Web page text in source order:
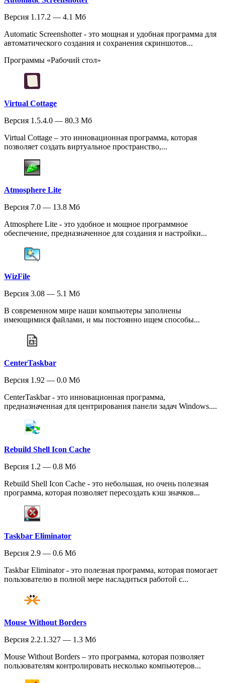
Версия 1.17.2 — 4.1 Мб
Automatic Screenshotter - это мощная и удобная программа для
автоматического создания и сохранения скриншотов...
Программы «Рабочий стол»
Virtual Cottage
Версия 1.5.4.0 — 80.3 Мб
Virtual Cottage – это инновационная программа, которая
позволяет создать виртуальное пространство,...
Atmosphere Lite
Версия 7.0 — 13.8 Мб
Atmosphere Lite - это удобное и мощное программное
обеспечение, предназначенное для создания и настройки...
WizFile
Версия 3.08 — 5.1 Мб
В современном мире наши компьютеры заполнены
имеющимися файлами, и мы постоянно ищем способы...
CenterTaskbar
Версия 1.92 — 0.0 Мб
CenterTaskbar - это инновационная программа,
предназначенная для центрирования панели задач Windows....
Rebuild Shell Icon Cache
Версия 1.2 — 0.8 Мб
Rebuild Shell Icon Cache - это небольшая, но очень полезная
программа, которая позволяет пересоздать кэш значков...
Taskbar Eliminator
Версия 2.9 — 0.6 Мб
Taskbar Eliminator - это полезная программа, которая помогает
пользователю в полной мере насладиться работой с...
Mouse Without Borders
Версия 2.2.1.327 — 1.3 Мб
Mouse Without Borders – это программа, которая позволяет
пользователям контролировать несколько компьютеров...